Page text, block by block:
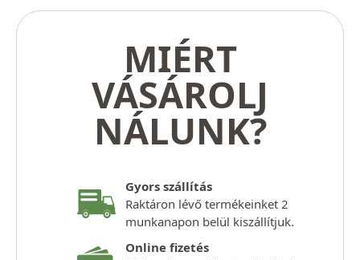
MIÉRT
VÁSÁROLJ
NÁLUNK?
Gyors szállítás
Raktáron lévő termékeinket 2
munkanapon belül kiszállítjuk.
Online fizetés